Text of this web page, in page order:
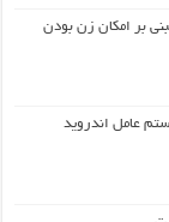
بر امکان زن بودن
عامل اندروید